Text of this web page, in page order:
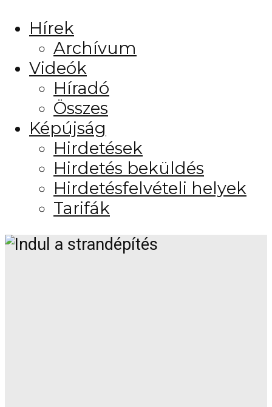
Hírek
Archívum
Videók
Híradó
Összes
Képújság
Hirdetések
Hirdetés beküldés
Hirdetésfelvételi helyek
Tarifák